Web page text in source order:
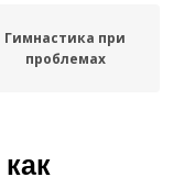
Гимнастика при
проблемах